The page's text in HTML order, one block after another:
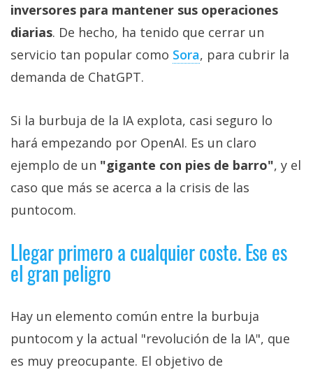
inversores para mantener sus operaciones
diarias. De hecho, ha tenido que cerrar un
servicio tan popular como Sora‎, para cubrir la
demanda de ChatGPT.
Si la burbuja de la IA explota, casi seguro lo
hará empezando por OpenAI. Es un claro
ejemplo de un "gigante con pies de barro", y el
caso que más se acerca a la crisis de las
puntocom.
Llegar primero a cualquier coste. Ese es
el gran peligro
Hay un elemento común entre la burbuja
puntocom y la actual "revolución de la IA", que
es muy preocupante. El objetivo de